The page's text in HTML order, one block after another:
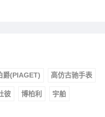
爵(PIAGET) 高仿古驰手表
彼 博柏利 宇舶